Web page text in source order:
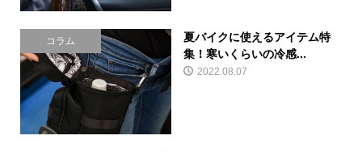
コラム
夏バイクに使えるアイテム特
集！寒いくらいの冷感...
2022.08.07